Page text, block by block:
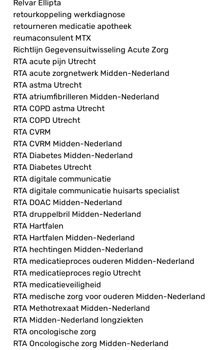
Relvar Ellipta
retourkoppeling werkdiagnose
retourneren medicatie apotheek
reumaconsulent MTX
Richtlijn Gegevensuitwisseling Acute Zorg
RTA acute pijn Utrecht
RTA acute zorgnetwerk Midden-Nederland
RTA astma Utrecht
RTA atriumfibrilleren Midden-Nederland
RTA COPD astma Utrecht
RTA COPD Utrecht
RTA CVRM
RTA CVRM Midden-Nederland
RTA Diabetes Midden-Nederland
RTA Diabetes Utrecht
RTA digitale communicatie
RTA digitale communicatie huisarts specialist
RTA DOAC Midden-Nederland
RTA druppelbril Midden-Nederland
RTA Hartfalen
RTA Hartfalen Midden-Nederland
RTA hechtingen Midden-Nederland
RTA medicatieproces ouderen Midden-Nederland
RTA medicatieproces regio Utrecht
RTA medicatieveiligheid
RTA medische zorg voor ouderen Midden-Nederland
RTA Methotrexaat Midden-Nederland
RTA Midden-Nederland longziekten
RTA oncologische zorg
RTA Oncologische zorg Midden-Nederland